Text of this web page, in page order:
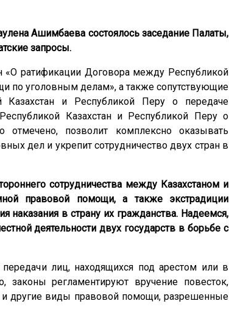
Ашимбаева состоялось заседание Палаты,
запросы.
«О ратификации Договора между Республикой
по уголовным делам», а также сопутствующие
и Республикой Перу о передаче
Казахстан и Республикой Перу о
позволит комплексно оказывать
дел и укрепит сотрудничество двух стран в
сотрудничества между Казахстаном и
правовой помощи, а также экстрадиции
в страну их гражданства. Надеемся,
деятельности двух государств в борьбе с
лиц, находящихся под арестом или в
регламентируют вручение повесток,
другие виды правовой помощи, разрешенные